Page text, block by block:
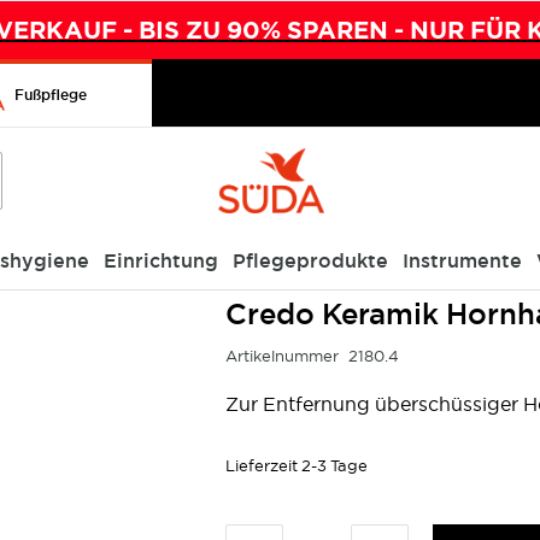
- BIS ZU 90% SPAREN - NUR FÜR
Fußpflege
Einrichtung Pflegeprodukte Instrumente
Credo Keramik
Artikelnummer 2180.4
Zur Entfernung überschüssiger
Lieferzeit 2-3 Tage